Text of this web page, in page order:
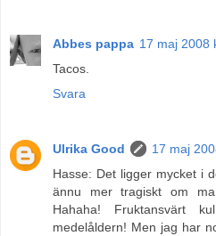
Abbes pappa 17 maj 2008
Tacos.
Svara
Ulrika Good
17 maj
Hasse: Det ligger mycket i
ännu mer tragiskt om
Hahaha! Fruktansvärt
medelåldern! Men jag har